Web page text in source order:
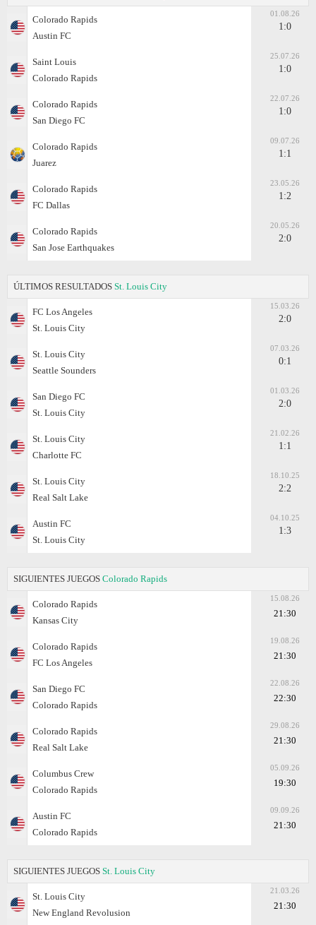
Colorado Rapids
Austin FC
01.08.26
1:0
Saint Louis
Colorado Rapids
25.07.26
1:0
Colorado Rapids
San Diego FC
22.07.26
1:0
Colorado Rapids
Juаrez
09.07.26
1:1
Colorado Rapids
FC Dallas
23.05.26
1:2
Colorado Rapids
San Jose Earthquakes
20.05.26
2:0
ÚLTIMOS RESULTADOS St. Louis City
FC Los Angeles
St. Louis City
15.03.26
2:0
St. Louis City
Seattle Sounders
07.03.26
0:1
San Diego FC
St. Louis City
01.03.26
2:0
St. Louis City
Charlotte FC
21.02.26
1:1
St. Louis City
Real Salt Lake
18.10.25
2:2
Austin FC
St. Louis City
04.10.25
1:3
SIGUIENTES JUEGOS Colorado Rapids
Colorado Rapids
Kansas City
15.08.26
21:30
Colorado Rapids
FC Los Angeles
19.08.26
21:30
San Diego FC
Colorado Rapids
22.08.26
22:30
Colorado Rapids
Real Salt Lake
29.08.26
21:30
Columbus Crew
Colorado Rapids
05.09.26
19:30
Austin FC
Colorado Rapids
09.09.26
21:30
SIGUIENTES JUEGOS St. Louis City
St. Louis City
New England Revolusion
21.03.26
21:30